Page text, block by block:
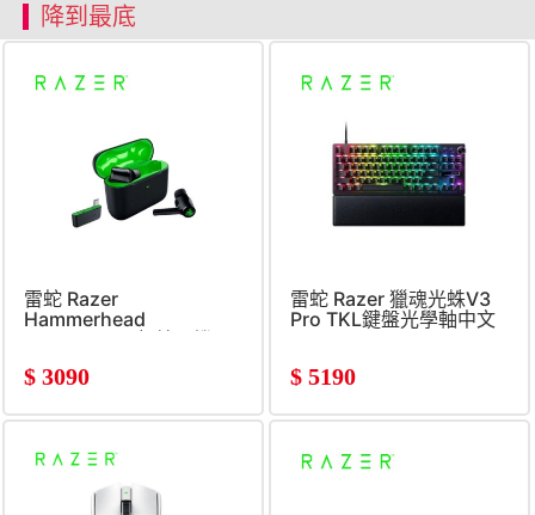
降到最底
雷蛇 Razer
Hammerhead
HyperSpeed無線耳機
$ 3090
雷蛇 Razer 獵魂光蛛V3
Pro TKL鍵盤光學軸中文
$ 5190